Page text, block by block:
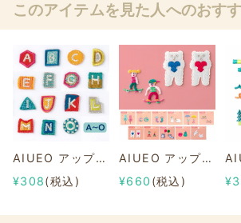
このアイテムを見た人へのおす
AIUEO アップリケ/ワッペン イニシャル A～O
¥308(税込)
AIUEO アップリケ/ワッペン "COUPLE"
¥660 (税込)